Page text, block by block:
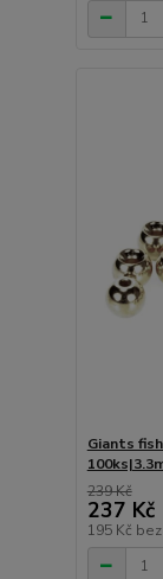
Giants
239 Kč
237 Kč
195 Kč